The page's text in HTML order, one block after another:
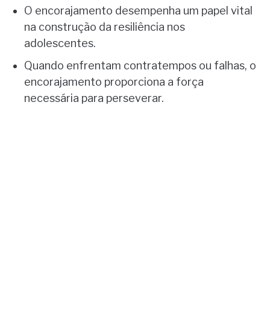
O encorajamento desempenha um papel vital
na construção da resiliência nos
adolescentes.
Quando enfrentam contratempos ou falhas, o
encorajamento proporciona a força
necessária para perseverar.